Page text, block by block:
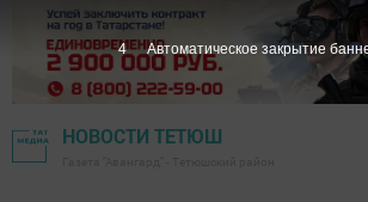
НОВОСТИ ТЕТЮШ
3 Автоматическое закрытие